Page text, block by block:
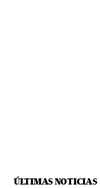
ÚLTIMAS NOTICIAS